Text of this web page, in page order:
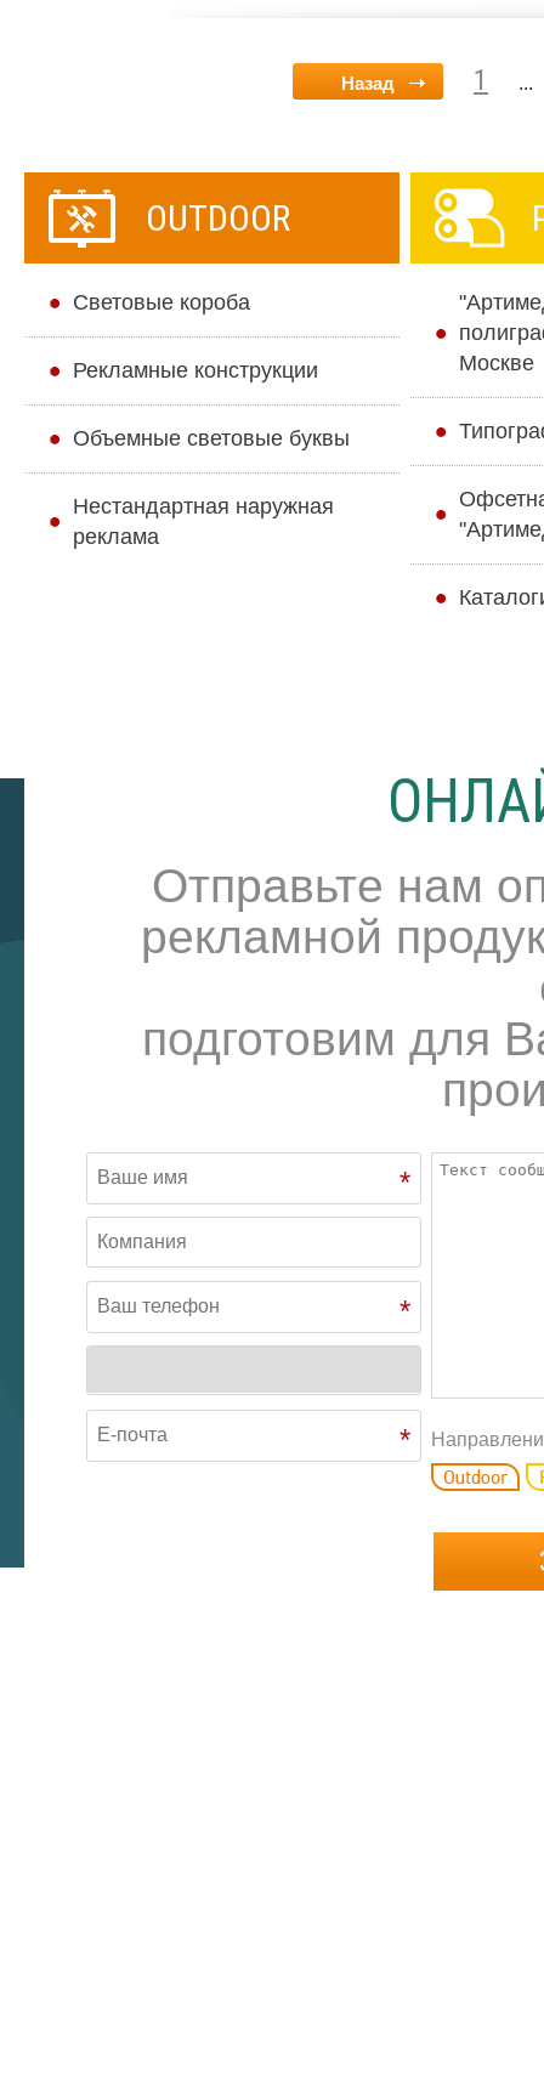
Назад 1 ...
OUTDOOR
Cветовые короба
Рекламные конструкции
Объемные световые буквы
Нестандартная наружная
реклама
Москве
Отправьте нам
рекламной
подготовим для
*
*
*